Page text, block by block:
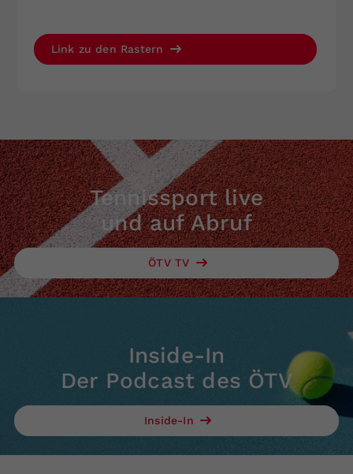
Link zu den Rastern
Tennissport live
und auf Abruf
ÖTV TV
Inside-In
Der Podcast des ÖTV
Inside-In